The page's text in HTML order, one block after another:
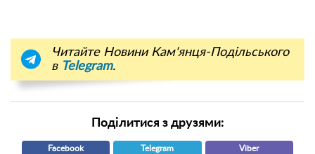
Читайте Новини Кам'янця-Подільського
в Telegram.
Поділитися з друзями:
Facebook Telegram Viber